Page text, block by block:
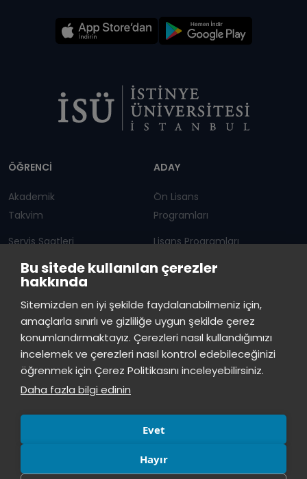
Bu sitede kullanılan çerezler
hakkında
Sitemizden en iyi şekilde faydalanabilmeniz için,
amaçlarla sınırlı ve gizliliğe uygun şekilde çerez
konumlandırmaktayız. Çerezleri nasıl kullandığımızı
incelemek ve çerezleri nasıl kontrol edebileceğinizi
öğrenmek için Çerez Politikasını inceleyebilirsiniz.
Daha fazla bilgi edinin
Evet
Hayır
ÖĞRENCİ
Akademik
Takvim
Servis Saatleri
Duyurular
ADAY
Ön Lisans
Programları
Lisans Programları
Lisansüstü
İSTİNYE
Basın
Kiti
İhaleler İstinye Post Kampüslerimiz
çevrimiçi
İstinye Üniversitesi
Merhaba! Size nasıl yardımcı
olabilirim?